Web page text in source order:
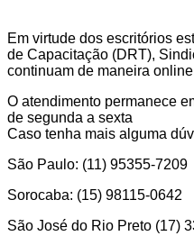
Em virtude dos escritórios
de Capacitação (DRT),
continuam de maneira
O atendimento permanece
de segunda a sexta
Caso tenha mais alguma
São Paulo: (11) 95355-7209
Sorocaba: (15) 98115-0642
São José do Rio Preto (17)